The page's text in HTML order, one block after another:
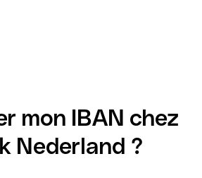
mon IBAN chez
Nederland ?